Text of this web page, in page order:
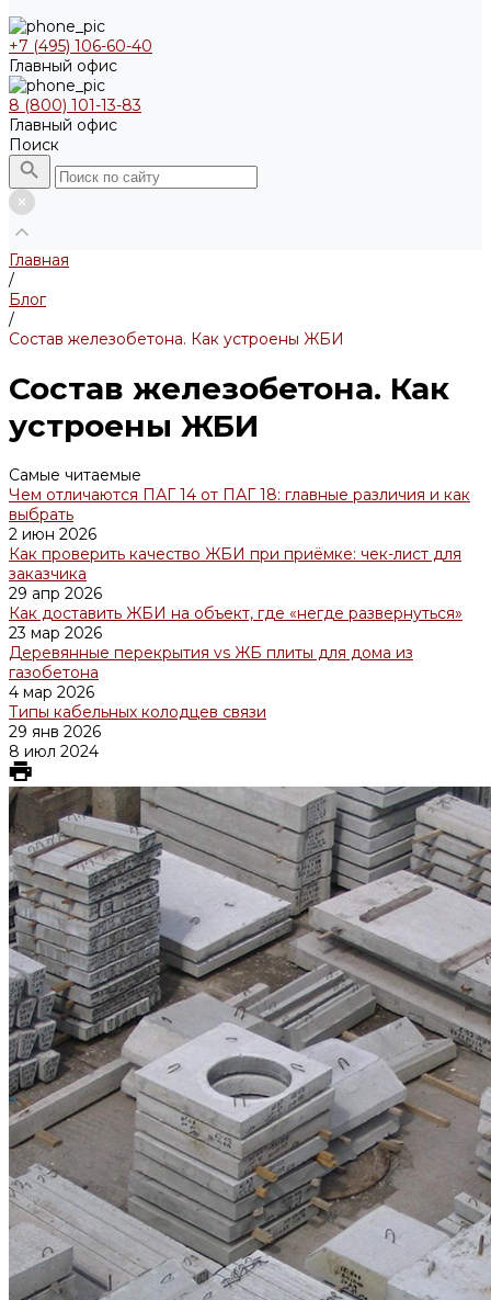
+7 (495) 106-60-40
Главный офис
8 (800) 101-13-83
Главный офис
Поиск
Главная
/
Блог
/
Состав железобетона. Как устроены ЖБИ
Состав железобетона. Как
устроены ЖБИ
Самые читаемые
Чем отличаются ПАГ 14 от ПАГ 18: главные различия и как
выбрать
2 июн 2026
Как проверить качество ЖБИ при приёмке: чек-лист для
заказчика
29 апр 2026
Как доставить ЖБИ на объект, где «негде развернуться»
23 мар 2026
Деревянные перекрытия vs ЖБ плиты для дома из
газобетона
4 мар 2026
Типы кабельных колодцев связи
29 янв 2026
8 июл 2024